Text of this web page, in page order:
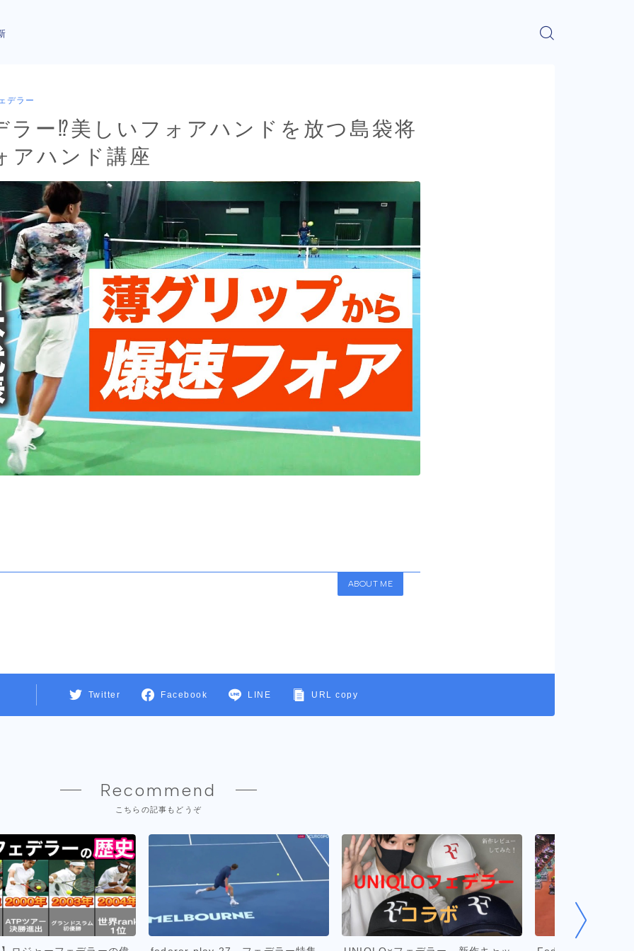
デラー
ラー⁉︎美しいフォアハンドを放つ島袋将
アハンド講座
ABOUT ME
Twitter Facebook LINE URL copy
Recommend
こちらの記事もどうぞ